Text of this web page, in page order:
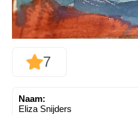
7
Naam:
Eliza Snijders